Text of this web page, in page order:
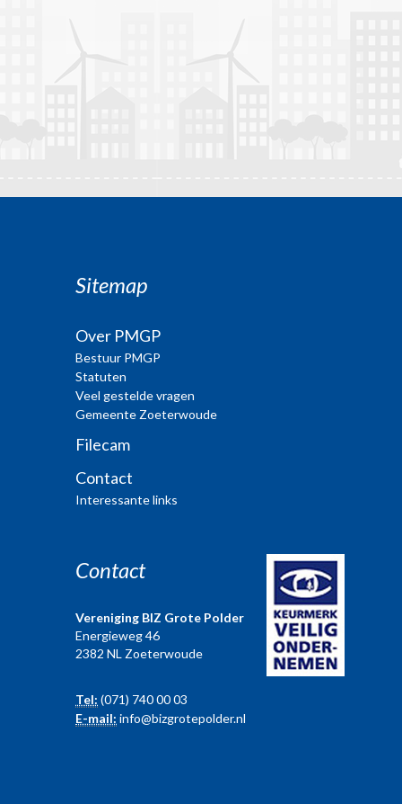
Sitemap
Over PMGP
Bestuur PMGP
Statuten
Veel gestelde vragen
Gemeente Zoeterwoude
Filecam
Contact
Interessante links
Contact
Vereniging BIZ Grote Polder
Energieweg 46
2382 NL Zoeterwoude
Tel: (071) 740 00 03
E-mail: info@bizgrotepolder.nl